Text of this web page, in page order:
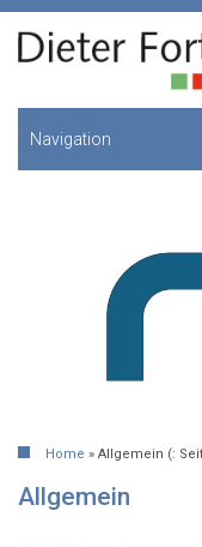
Navigation
Home » Allgemein (:
Allgemein